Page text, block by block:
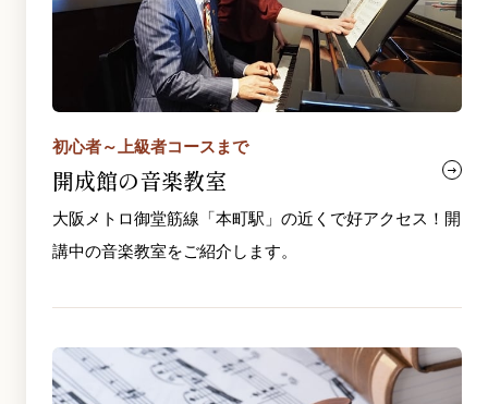
初心者～上級者コースまで
開成館の音楽教室
大阪メトロ御堂筋線「本町駅」の近くで好アクセス！開
講中の音楽教室をご紹介します。